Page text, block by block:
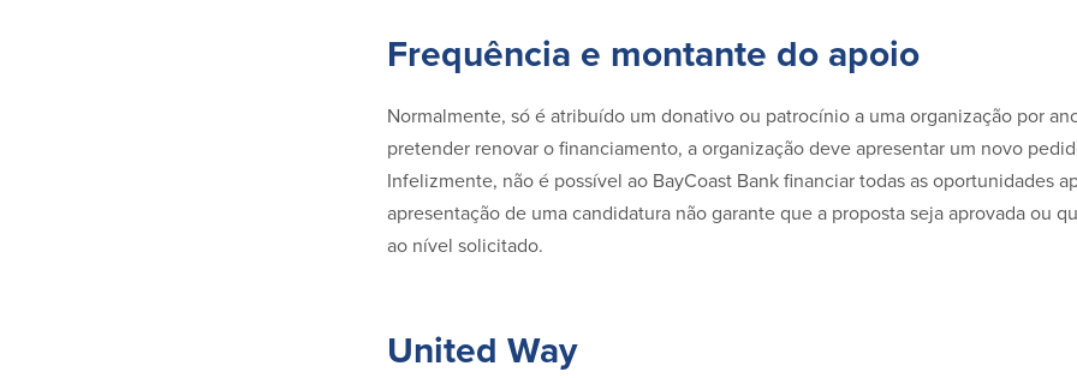
Frequência e montante do apoio
Normalmente, só é atribuído um donativo ou patrocínio a uma organização por
pretender renovar o financiamento, a organização deve apresentar um novo
Infelizmente, não é possível ao BayCoast Bank financiar todas as oportunidades
apresentação de uma candidatura não garante que a proposta seja aprovada ou
ao nível solicitado.
United Way